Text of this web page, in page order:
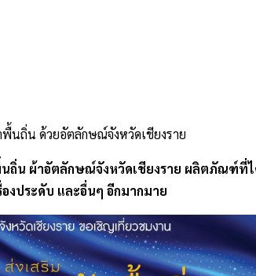
นถิ่น ด้วยอัตลักษณ์จังหวัดเชียงราย
นถิ่น ผ้าอัตลักษณ์จังหวัดเชียงราย ผลิตภัณฑ์ที่
งประดับ และอื่นๆ อีกมากมาย